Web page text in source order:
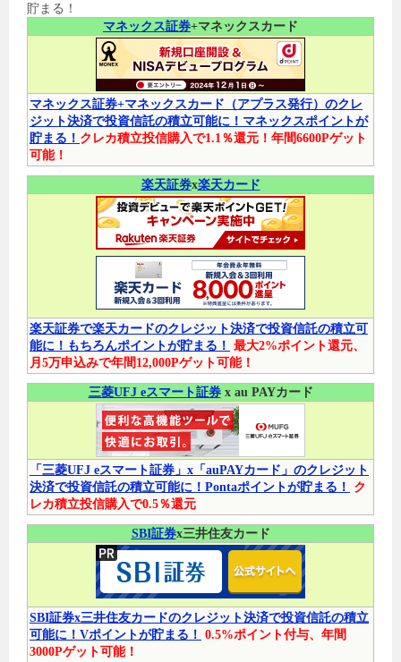
貯まる！
マネックス証券+マネックスカード
マネックス証券+マネックスカード（アプラス発行）のクレ
ジット決済で投資信託の積立可能に！マネックスポイントが
貯まる！ クレカ積立投信購入で1.1％還元！年間6600Pゲット
可能！
楽天証券x楽天カード
楽天証券で楽天カードのクレジット決済で投資信託の積立可
能に！もちろんポイントが貯まる！ 最大2%ポイント還元、
月5万申込みで年間12,000Pゲット可能！
三菱UFJ eスマート証券x au PAYカード
「三菱UFJ eスマート証券」x「auPAYカード」のクレジット
決済で投資信託の積立可能に！Pontaポイントが貯まる！
ク
レカ積立投信購入で0.5％還元
SBI証券x三井住友カード
SBI証券x三井住友カードのクレジット決済で投資信託の積立
可能に！Vポイントが貯まる！ 0.5%ポイント付与、年間
3000Pゲット可能！